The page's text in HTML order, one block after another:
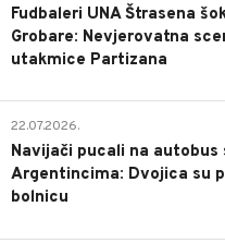
Fudbaleri UNA Štrasena
Grobare: Nevjerovatna
utakmice Partizana
22.07.2026.
Navijači pucali na autobus
Argentincima: Dvojica su
bolnicu